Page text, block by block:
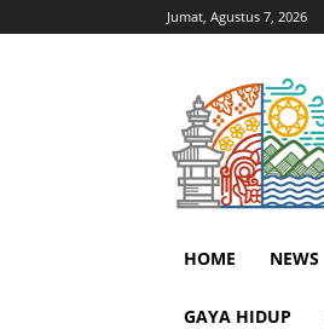
Jumat, Agustus 7, 2026
HOME NEWS
GAYA HIDUP